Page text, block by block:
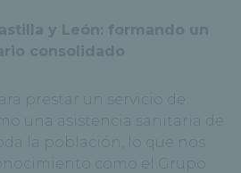
y León: formando un
consolidado
prestar un servicio de
una asistencia sanitaria de
la población, lo que nos
como el Grupo